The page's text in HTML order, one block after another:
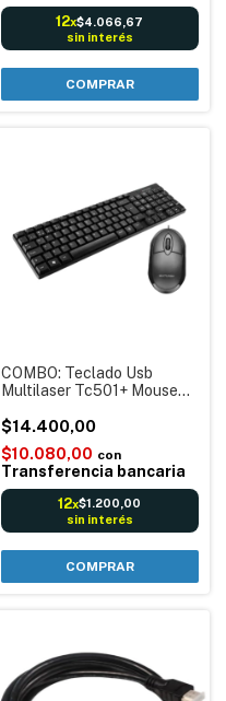
12x$4.066,67
sin interés
COMBO: Teclado Usb
Multilaser Tc501+ Mouse
Packaging Individual
$14.400,00
$10.080,00 con
Transferencia bancaria
12x$1.200,00
sin interés